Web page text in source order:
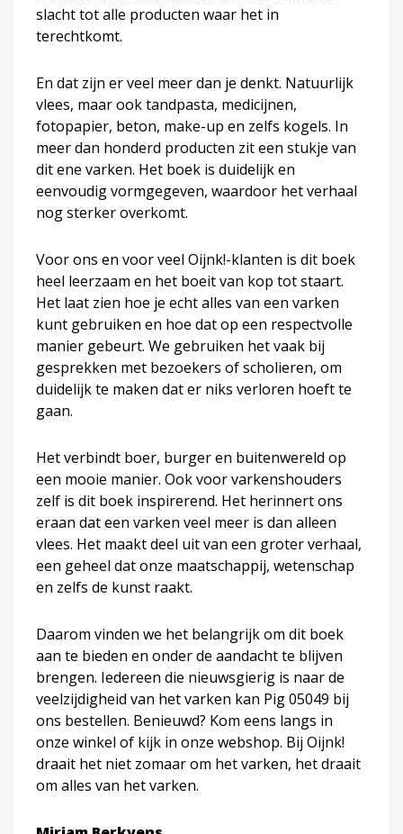
slacht tot alle producten waar het in
terechtkomt.
En dat zijn er veel meer dan je denkt. Natuurlijk
vlees, maar ook tandpasta, medicijnen,
fotopapier, beton, make-up en zelfs kogels. In
meer dan honderd producten zit een stukje van
dit ene varken. Het boek is duidelijk en
eenvoudig vormgegeven, waardoor het verhaal
nog sterker overkomt.
Voor ons en voor veel Oijnk!-klanten is dit boek
heel leerzaam en het boeit van kop tot staart.
Het laat zien hoe je echt alles van een varken
kunt gebruiken en hoe dat op een respectvolle
manier gebeurt. We gebruiken het vaak bij
gesprekken met bezoekers of scholieren, om
duidelijk te maken dat er niks verloren hoeft te
gaan.
Het verbindt boer, burger en buitenwereld op
een mooie manier. Ook voor varkenshouders
zelf is dit boek inspirerend. Het herinnert ons
eraan dat een varken veel meer is dan alleen
vlees. Het maakt deel uit van een groter verhaal,
een geheel dat onze maatschappij, wetenschap
en zelfs de kunst raakt.
Daarom vinden we het belangrijk om dit boek
aan te bieden en onder de aandacht te blijven
brengen. Iedereen die nieuwsgierig is naar de
veelzijdigheid van het varken kan Pig 05049 bij
ons bestellen. Benieuwd? Kom eens langs in
onze winkel of kijk in onze webshop. Bij Oijnk!
draait het niet zomaar om het varken, het draait
om alles van het varken.